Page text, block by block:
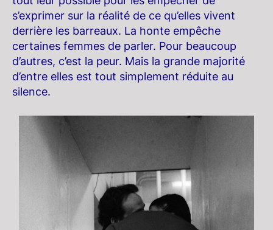
s’exprimer sur la réalité de ce qu’elles vivent
derrière les barreaux. La honte empêche
certaines femmes de parler. Pour beaucoup
d’autres, c’est la peur. Mais la grande majorité
d’entre elles est tout simplement réduite au
silence.